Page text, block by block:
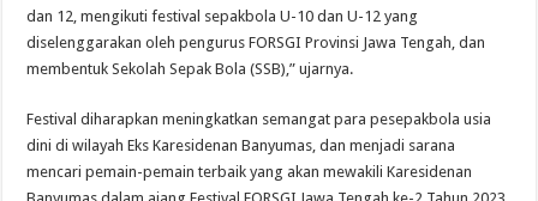
dan 12, mengikuti festival sepakbola U-10 dan U-12 yang
diselenggarakan oleh pengurus FORSGI Provinsi Jawa Tengah, dan
membentuk Sekolah Sepak Bola (SSB),” ujarnya.
Festival diharapkan meningkatkan semangat para pesepakbola usia
dini di wilayah Eks Karesidenan Banyumas, dan menjadi sarana
mencari pemain-pemain terbaik yang akan mewakili Karesidenan